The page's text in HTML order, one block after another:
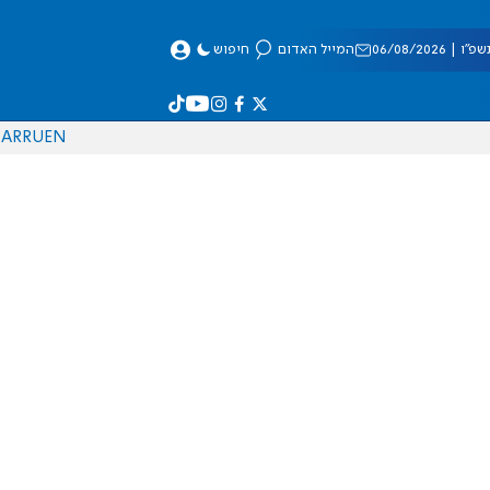
08/2026 המייל האדום חיפוש
EN
RU
AR